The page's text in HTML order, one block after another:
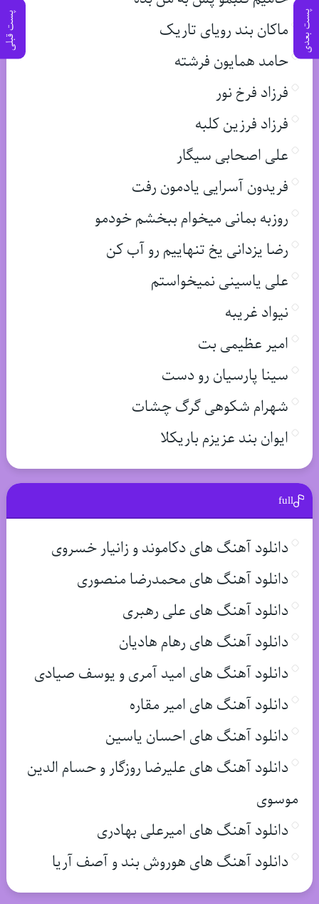
پست بعدی پست قبلی
ماکان بند رویای تاریک
حامد همایون فرشته
فرزاد فرخ نور
فرزاد فرزین کلبه
علی اصحابی سیگار
فریدون آسرایی یادمون رفت
روزبه بمانی میخوام ببخشم خودمو
رضا یزدانی یخ تنهاییم رو آب کن
علی یاسینی نمیخواستم
نیواد غریبه
امیر عظیمی بت
سینا پارسیان رو دست
شهرام شکوهی گرگ چشات
ایوان بند عزیزم باریکلا
full
دانلود آهنگ های دکاموند و زانیار خسروی
دانلود آهنگ های محمدرضا منصوری
دانلود آهنگ های علی رهبری
دانلود آهنگ های رهام هادیان
دانلود آهنگ های امید آمری و یوسف صیادی
دانلود آهنگ های امیر مقاره
دانلود آهنگ های احسان یاسین
دانلود آهنگ های علیرضا روزگار و حسام الدین
موسوی
دانلود آهنگ های امیرعلی بهادری
دانلود آهنگ های هوروش بند و آصف آریا